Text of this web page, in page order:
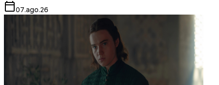
07.ago.26